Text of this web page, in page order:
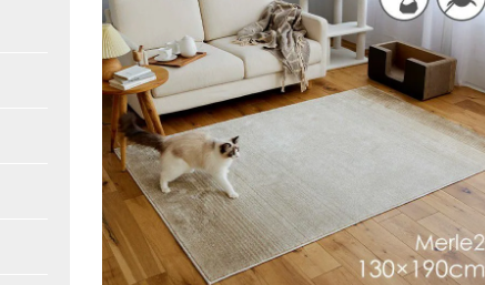
colne
防炎
100×200cm（遮光カーテン）
100×178cm（厚地カーテン）
100×200cm（厚地カーテン）
レースカーテン
100×133cm(レースカーテン)
100×176cm(レースカーテン)
100×198cm(レースカーテン)
カーテンを機能で選ぶ
1級遮光カーテン
防炎カーテン
ミラーレースカーテン
遮熱レースカーテン
カーテンをテイストで選ぶ
花・植物柄(厚地カーテン)
モダン柄(厚地カーテン)
無地・無地調(厚地カーテン)
カーテン生地 無料サンプル
DESIGN LIFE
colne
カーテンデザイン一覧
170×220cm程度
200×200cm程度
200×250cm程度
220×250cm程度
100×100cm（円形）
防音ラグ
防炎ラグ
防ダニラグ
アレルゲン抑制ラグ
消臭ラグ
ラグのサイズの選び方
ラグの選び方講座
ラグのお手入れ方法
176×261cm（江戸間3畳）
261×261cm（江戸間4.5畳）
261×352cm（江戸間6畳）
352×352cm（江戸間8畳）
191×191cm（本間2畳）
タイルカーペット
カーペットのサイズの選び方
カーペットの選び方講座
カーペットのお手入れ方法
カーペットデザイン一覧
玄関マット
約45×75cm
約50×80cm
約55×85cm
約60×90cm
約70×120cm
キッチンマット
約45×60cm
約45×120cm
約45×180cm
約45×240cm
マットを機能で選ぶ
洗えるマット
滑り止め加工
マットのお手入れ方法
マットデザイン一覧
オーダーカーテン
カーテン
ラグ
マット
クッションカバー
スリッパ
トイレタリー
キッチン収納・ラック
キッチン小物
布団カバー